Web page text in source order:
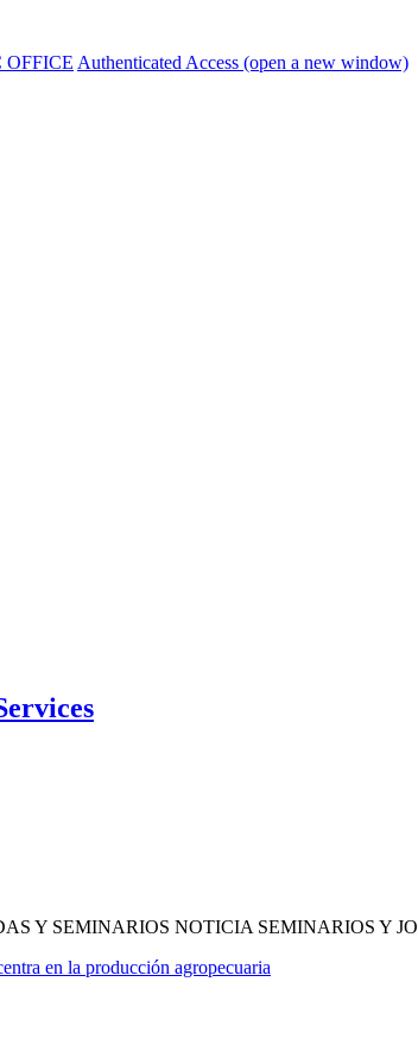
OFFICE Authenticated Access (open a new window)
Y SEMINARIOS NOTICIA SEMINARIOS Y
en la producción agropecuaria